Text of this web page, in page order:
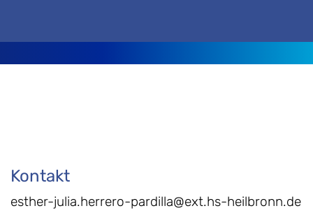
Kontakt
esther-julia.herrero-pardilla@ext.hs-heilbronn.de